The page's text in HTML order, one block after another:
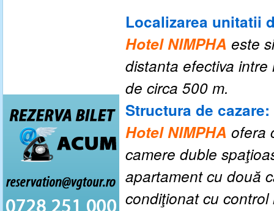
Localizarea unitatii
Hotel NIMPHA este
distanta efectiva
de circa 500 m.
Structura de cazare:
Hotel NIMPHA ofera
camere duble
apartament cu două
condiţionat cu